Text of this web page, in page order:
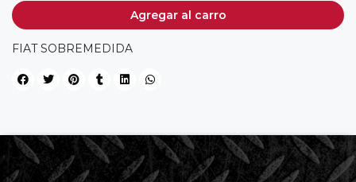
Agregar al carro
FIAT SOBREMEDIDA